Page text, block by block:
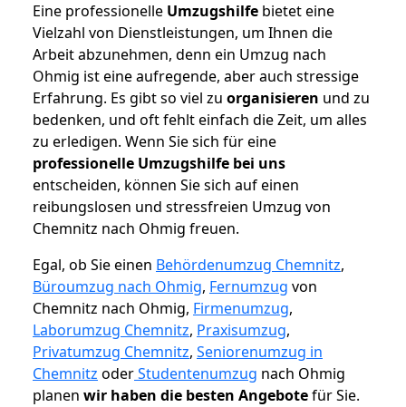
Eine professionelle Umzugshilfe bietet eine
Vielzahl von Dienstleistungen, um Ihnen die
Arbeit abzunehmen, denn ein Umzug nach
Ohmig ist eine aufregende, aber auch stressige
Erfahrung. Es gibt so viel zu organisieren und zu
bedenken, und oft fehlt einfach die Zeit, um alles
zu erledigen. Wenn Sie sich für eine
professionelle Umzugshilfe bei uns
entscheiden, können Sie sich auf einen
reibungslosen und stressfreien Umzug von
Chemnitz nach Ohmig freuen.
Egal, ob Sie einen Behördenumzug Chemnitz,
Büroumzug nach Ohmig, Fernumzug von
Chemnitz nach Ohmig, Firmenumzug,
Laborumzug Chemnitz, Praxisumzug,
Privatumzug Chemnitz, Seniorenumzug in
Chemnitz oderStudentenumzug nach Ohmig
planen wir haben die besten Angebotefür Sie.